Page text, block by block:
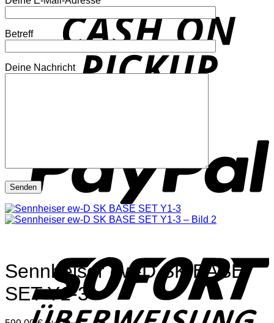
Betreff
Deine Nachricht
Sennheiser ew-D SK BASE
SET Y1-3